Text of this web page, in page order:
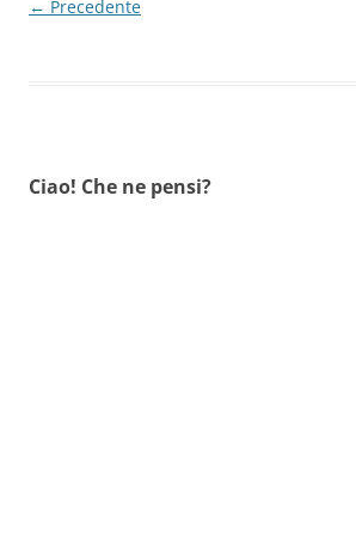
← Precedente
Ciao! Che ne pensi?